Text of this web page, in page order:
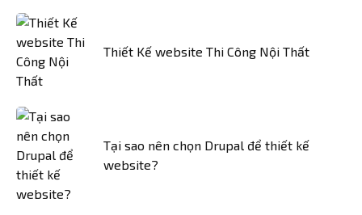
Thiết Kế website Thi Công Nội Thất
Tại sao nên chọn Drupal để thiết kế
website?